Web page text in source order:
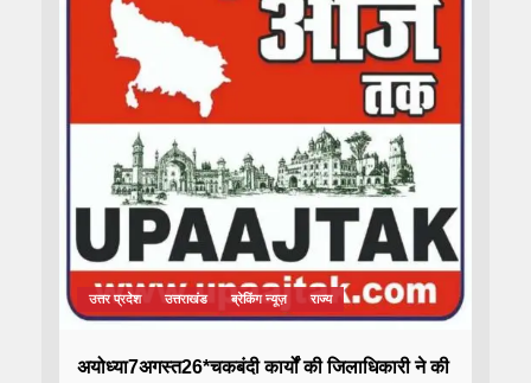
उत्तर प्रदेश उत्तराखंड ब्रेकिंग न्यूज़ राज्य
अयोध्या7अगस्त26*चकबंदी कार्यों की जिलाधिकारी ने की